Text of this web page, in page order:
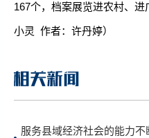
167个，档案展览进农村、
小灵 作者：许丹婷）
服务县域经济社会的能力